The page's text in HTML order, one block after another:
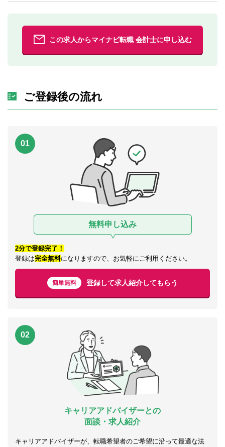
この求人からマイナビ転職 会計士に申し込む
ご登録後の流れ
01
無料申し込み
2分で登録完了！
登録は完全無料になりますので、お気軽にご利用ください。
簡単無料 登録して求人紹介してもらう
02
キャリアアドバイザーとの
面談・求人紹介
キャリアアドバイザーが、転職希望者のご希望に沿って最適な法